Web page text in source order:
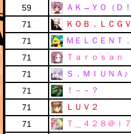
59
ＡＫ→ＹＯ（Ｄ！
71
ＫＯＢ．ＬＣＧＶ
71
ＭＥＬＣＥＮＴ．
71
Ｔａｒｏｓａｎ
71
Ｓ．ＭＩＵＮＡ♪
71
！－－？
71
ＬＵＶ２
71
Ｔ＿４２８＠ｉ７